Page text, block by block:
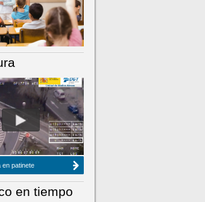
HEMEROTECA
en patinete
en tiempo